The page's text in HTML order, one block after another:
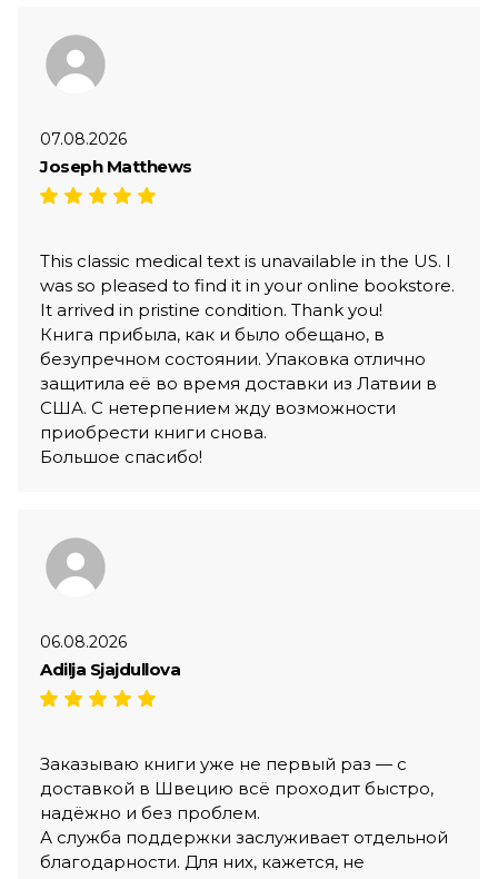
07.08.2026
Joseph Matthews
This classic medical text is unavailable in the US. I
was so pleased to find it in your online bookstore.
It arrived in pristine condition. Thank you!
Книга прибыла, как и было обещано, в
безупречном состоянии. Упаковка отлично
защитила её во время доставки из Латвии в
США. С нетерпением жду возможности
приобрести книги снова.
Большое спасибо!
06.08.2026
Adilja Sjajdullova
Заказываю книги уже не первый раз — с
доставкой в Швецию всё проходит быстро,
надёжно и без проблем.
А служба поддержки заслуживает отдельной
благодарности. Для них, кажется, не